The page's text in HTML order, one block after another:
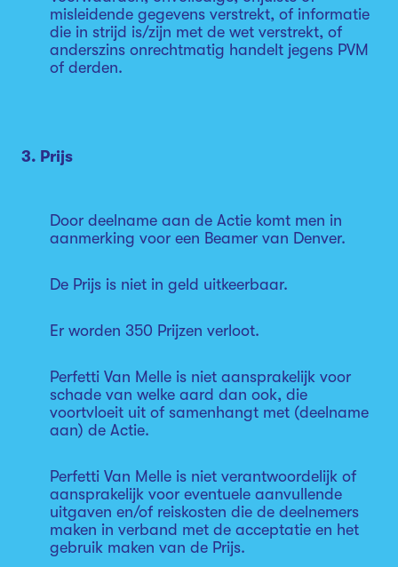
misleidende gegevens verstrekt, of informatie
die in strijd is/zijn met de wet verstrekt, of
anderszins onrechtmatig handelt jegens PVM
of derden.
3. Prijs
Door deelname aan de Actie komt men in
aanmerking voor een Beamer van Denver.
De Prijs is niet in geld uitkeerbaar.
Er worden 350 Prijzen verloot.
Perfetti Van Melle is niet aansprakelijk voor
schade van welke aard dan ook, die
voortvloeit uit of samenhangt met (deelname
aan) de Actie.
Perfetti Van Melle is niet verantwoordelijk of
aansprakelijk voor eventuele aanvullende
uitgaven en/of reiskosten die de deelnemers
maken in verband met de acceptatie en het
gebruik maken van de Prijs.